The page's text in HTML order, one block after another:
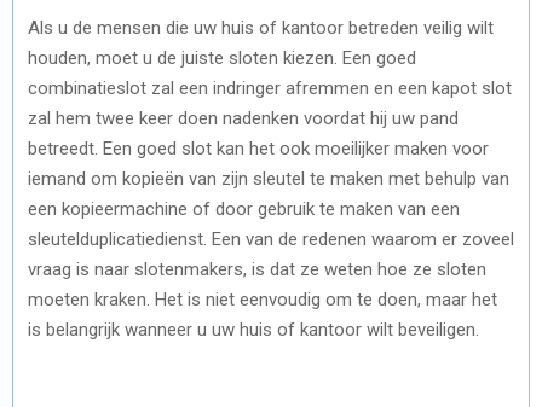
Als u de mensen die uw huis of kantoor betreden veilig wilt
houden, moet u de juiste sloten kiezen. Een goed
combinatieslot zal een indringer afremmen en een kapot slot
zal hem twee keer doen nadenken voordat hij uw pand
betreedt. Een goed slot kan het ook moeilijker maken voor
iemand om kopieën van zijn sleutel te maken met behulp van
een kopieermachine of door gebruik te maken van een
sleutelduplicatiedienst. Een van de redenen waarom er zoveel
vraag is naar slotenmakers, is dat ze weten hoe ze sloten
moeten kraken. Het is niet eenvoudig om te doen, maar het
is belangrijk wanneer u uw huis of kantoor wilt beveiligen.